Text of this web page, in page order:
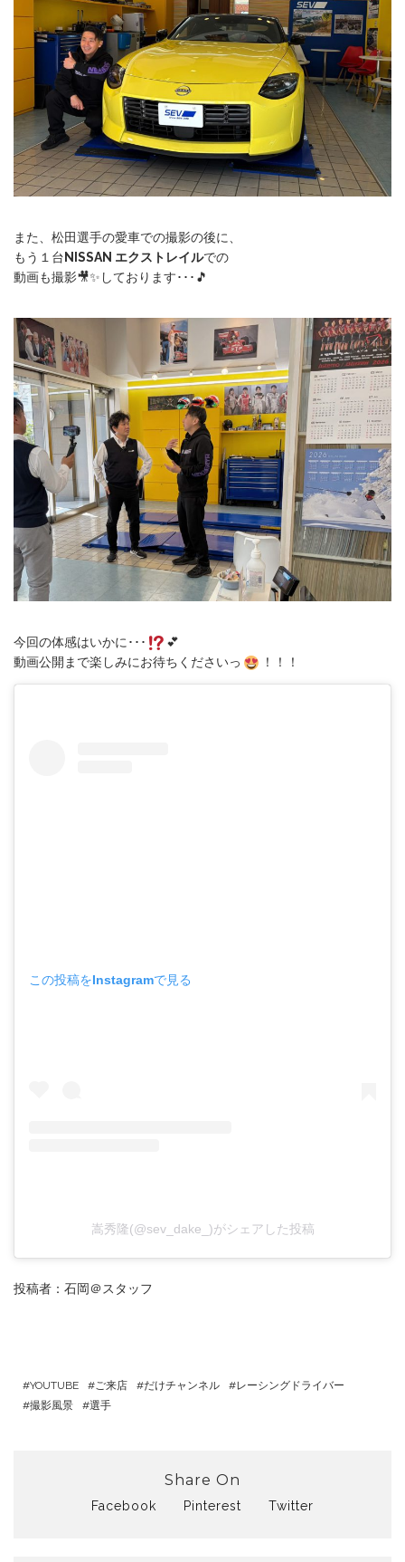
また、松田選手の愛車での撮影の後に、
もう１台NISSAN エクストレイルでの
動画も撮影🎥✨しております･･･🎵
今回の体感はいかに･･･
💕
動画公開まで楽しみにお待ちくださいっ
！！！
この投稿をInstagramで見る
嵩秀隆(@sev_dake_)がシェアした投稿
投稿者：石岡＠スタッフ
YOUTUBE ご来店 だけチャンネル
レーシングドライバー
撮影風景
選手
Share On
Facebook Pinterest Twitter